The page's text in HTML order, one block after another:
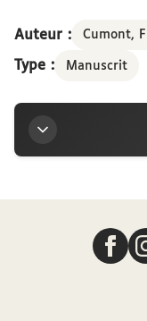
Auteur : Cumont,
Type : Manuscrit
Titre
Lettre de Franz
Visconti, 6
Nous